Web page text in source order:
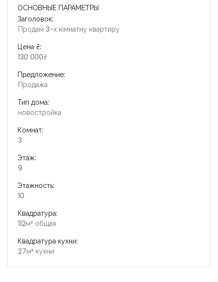
ОСНОВНЫЕ ПАРАМЕТРЫ
Заголовок:
Продам 3-х кімнатну квартиру
Цена ₴:
130 000₴
Предложение:
Продажа
Тип дома:
новостройка
Комнат:
3
Этаж:
9
Этажность:
10
Квадратура:
112м² общая
Квадратура кухни:
27м² кухни